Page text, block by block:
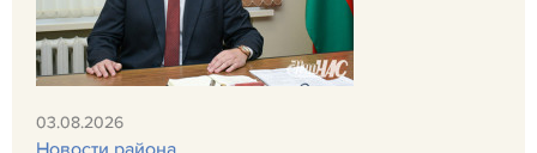
03.08.2026